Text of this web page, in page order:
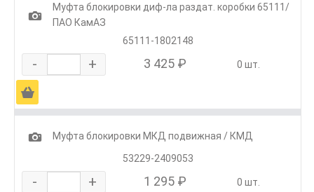
1
Муфта блокировки диф-ла раздат. коробки 65111/
ПАО КамАЗ
65111-1802148
- + 3 425 ₽ 0 шт.
Ä
1
Муфта блокировки МКД подвижная / КМД
53229-2409053
- + 1 295 ₽ 0 шт.